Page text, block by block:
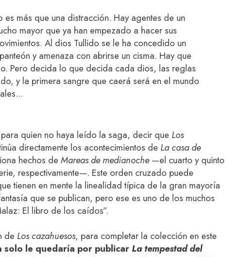
es más que una distracción. Hay agentes de un
mayor que ya han empezado a hacer sus
Al dios Tullido se le ha concedido un
y amenaza con abrirse un cisma. Hay que
Pero decida lo que decida cada dios, las reglas
y la primera sangre que caerá será en el mundo
quien no haya leído la saga, decir que Los
directamente los acontecimientos de La casa de
hechos de Mareas de medianoche —el cuarto y quinto
respectivamente—. Este orden cruzado puede
tienen en mente la linealidad típica de la gran mayoría
que se publican, pero ese es uno de los muchos
El libro de los caídos”.
de Los cazahuesos, para completar la colección en este
solo le quedaría por publicar La tempestad del